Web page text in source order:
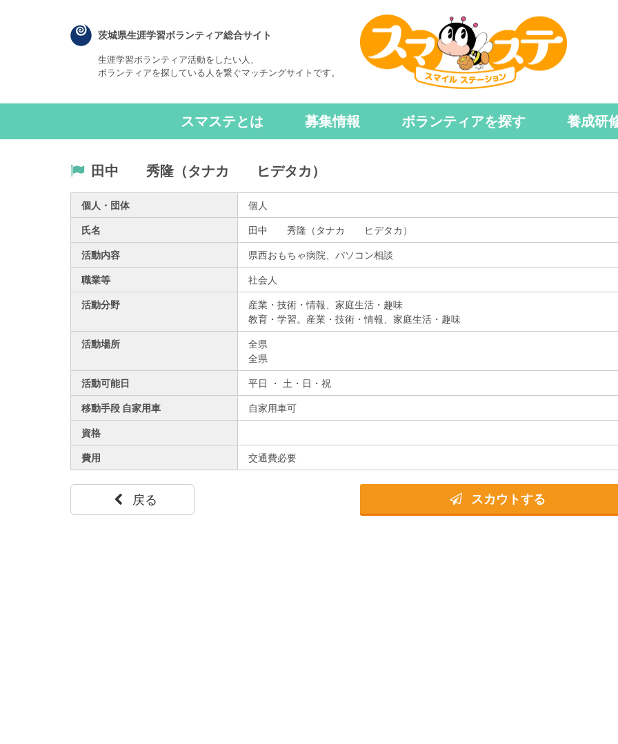
茨城県生涯学習ボランティア総合サイト
生涯学習ボランティア活動をしたい人、
ボランティアを探している人を繋ぐマッチングサイトです。
スマステとは 募集情報 ボランティアを探す 養成研
田中 秀隆（タナカ ヒデタカ）
個人・団体 個人
氏名 田中 秀隆（タナカ ヒデタカ）
活動内容 県西おもちゃ病院、パソコン相談
職業等 社会人
活動分野
産業・技術・情報、家庭生活・趣味
教育・学習。産業・技術・情報、家庭生活・趣味
活動場所
全県
全県
活動可能日 平日 ・ 土・日・祝
移動手段 自家用車 自家用車可
資格
費用 交通費必要
戻る スカウトする